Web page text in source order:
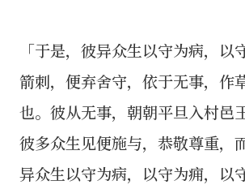
「于是，彼异众生以守为病，以
箭刺，便弃舍守，依于无事，作
也。彼从无事，朝朝平旦入村邑
彼多众生见便施与，恭敬尊重，
异众生以守为病，以守为痈，以